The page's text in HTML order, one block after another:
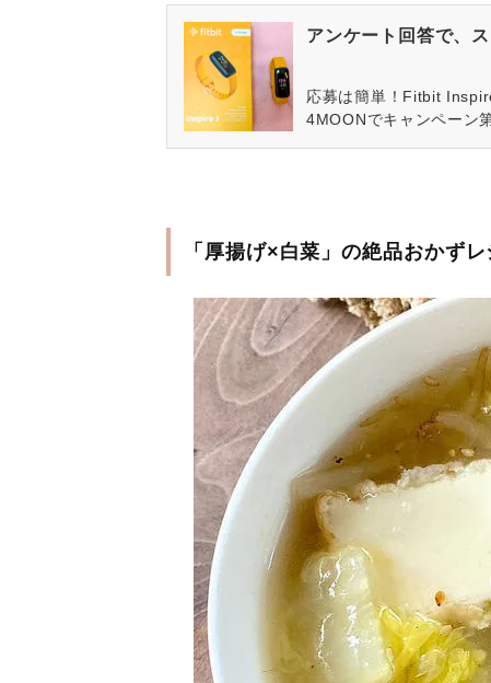
アンケート回答で、
応募は簡単！Fitbit
4MOONでキャンペーン
「厚揚げ×白菜」の絶品おかず